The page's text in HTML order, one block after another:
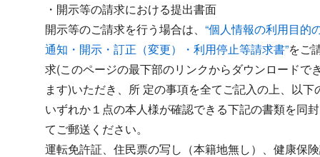
・開示等の請求における提出書面
開示等のご請求を行う場合は、 “個人情報の利用目的
通知・開示・訂正（変更）・利用停止等請求書”をご
求(このページの最下部のリンクからダウンロードで
ます)いただき、所 定の事項を全てご記入の上、以下
いずれか１点の本人様が確認できる下記の書類を同
てご郵送ください。
運転免許証、住民票の写し（本籍地無し）、健康保